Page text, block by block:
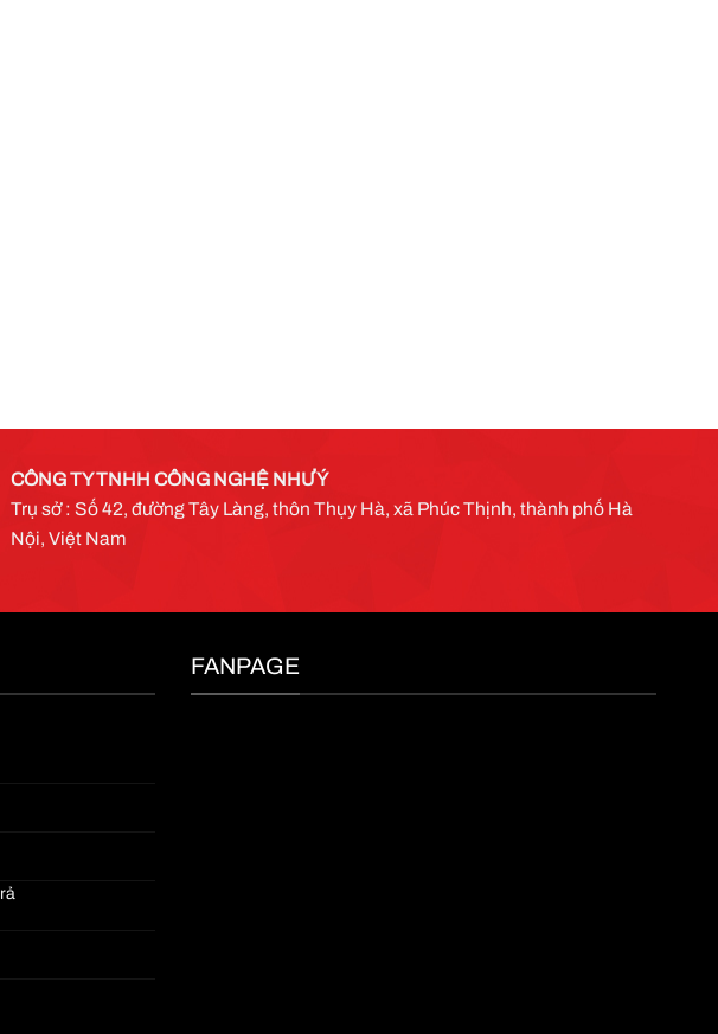
CÔNG TY TNHH CÔNG NGHỆ NHƯ Ý
Trụ sở : Số 42, đường Tây Làng, thôn Thụy Hà, xã Phúc Thịnh, thành phố Hà
Nội, Việt Nam
FANPAGE